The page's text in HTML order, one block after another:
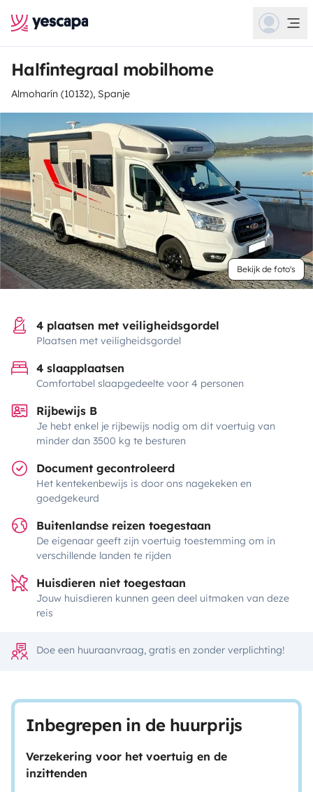
Halfintegraal mobilhome
Almoharín (10132), Spanje
Bekijk de foto's
4 plaatsen met veiligheidsgordel
Plaatsen met veiligheidsgordel
4 slaapplaatsen
Comfortabel slaapgedeelte voor 4 personen
Rijbewijs B
Je hebt enkel je rijbewijs nodig om dit voertuig van
minder dan 3500 kg te besturen
Document gecontroleerd
Het kentekenbewijs is door ons nagekeken en
goedgekeurd
Buitenlandse reizen toegestaan
De eigenaar geeft zijn voertuig toestemming om in
verschillende landen te rijden
Huisdieren niet toegestaan
Jouw huisdieren kunnen geen deel uitmaken van deze
reis
Doe een huuraanvraag, gratis en zonder verplichting!
Inbegrepen in de huurprijs
Verzekering voor het voertuig en de
inzittenden